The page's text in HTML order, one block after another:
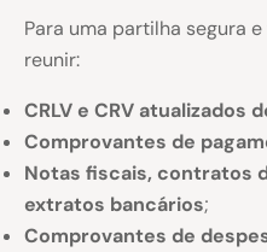
Para uma partilha segura
reunir:
CRLV e CRV atualizados
Comprovantes de
Notas fiscais, contratos
extratos bancários;
Comprovantes de